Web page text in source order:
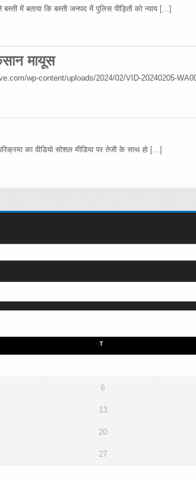
में बताया कि बस्ती जनपद में पुलिस पीड़ितों को न्याय [...]
मायूस
wp-content/uploads/2024/02/VID-20240205-
का वीडियो सोशल मीडिया पर तेजी के साथ हो [...]
T
6
13
20
27